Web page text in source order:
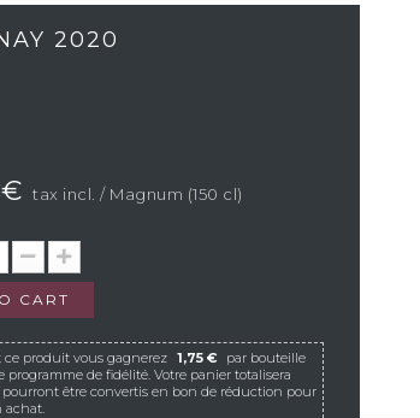
2020
tax incl. / Magnum (150 cl)
CART
ce produit vous gagnerez 1,75 €
par bouteille
programme de fidélité. Votre panier totalisera
être convertis en bon de réduction pour
achat.